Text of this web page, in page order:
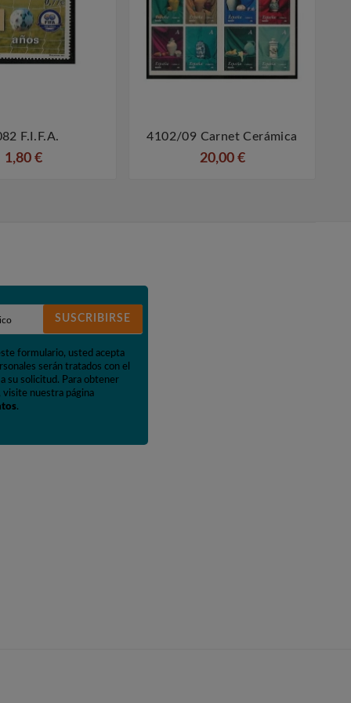
 
F.I.F.A.
1,80 €
 
4102/09 Carnet Cerámica
20,00 €
SUSCRIBIRSE
formulario, usted acepta
serán tratados con el
su solicitud. Para obtener
visite nuestra página
.